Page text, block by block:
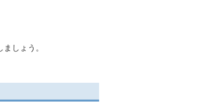
しょう。